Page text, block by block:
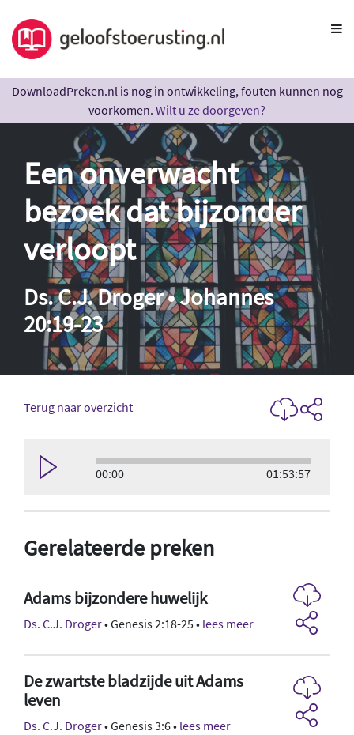
DownloadPreken.nl is nog in ontwikkeling, fouten kunnen nog
voorkomen. Wilt u ze doorgeven?
Een onverwacht
bezoek dat bijzonder
verloopt
Ds. C.J. Droger • Johannes
20:19-23
Terug naar overzicht
00:00 01:53:57
Gerelateerde preken
Adams bijzondere huwelijk
Ds. C.J. Droger• Genesis 2:18-25 • lees meer
De zwartste bladzijde uit Adams
leven
Ds. C.J. Droger• Genesis 3:6 • lees meer